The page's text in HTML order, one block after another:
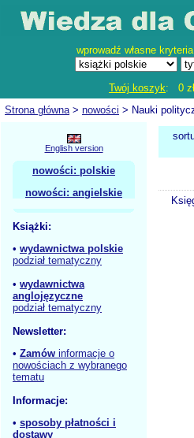
wprowadź własne
Twój koszyk: 0
Strona główna> nowości > Nauki
English version
nowości: polskie
nowości: angielskie
Książki:
• wydawnictwa polskie
podział tematyczny
• wydawnictwa
anglojęzyczne
podział tematyczny
Newsletter:
• Zamów informacje o
nowościach z wybranego
tematu
Informacje:
• sposoby płatności i
dostawy